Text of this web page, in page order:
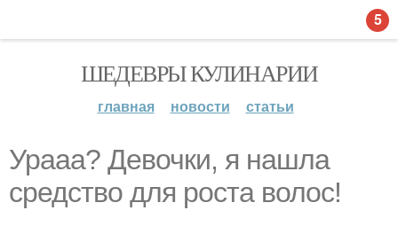
ШЕДЕВРЫ КУЛИНАРИИ
главная новости статьи
Ураaa? Дeвочки, я нашла
средство для роста волос!
5